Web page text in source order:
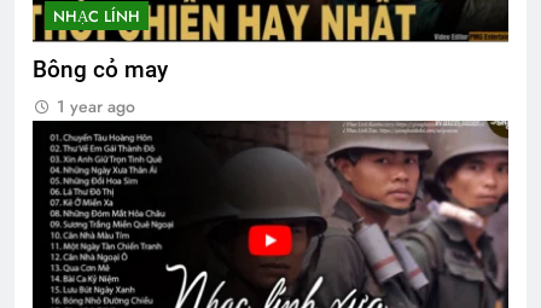
CHỖ Ở CAO SANG (Rabindranath
Tagore)
Mộng chiều xuân Lộc Ninh 1972
2 Years Ago
Ủng hộ Đại Hội Đoàn Kết Võ Bị Toàn
Cầu 2024
NHẠC LÍNH
Bông cỏ may
1 year ago